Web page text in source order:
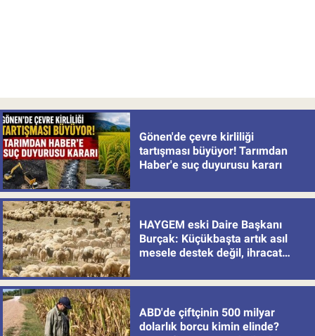
Gönen'de çevre kirliliği
tartışması büyüyor! Tarımdan
Haber'e suç duyurusu kararı
HAYGEM eski Daire Başkanı
Burçak: Küçükbaşta artık asıl
mesele destek değil, ihracat
ABD'de çiftçinin 500 milyar
dolarlık borcu kimin elinde?